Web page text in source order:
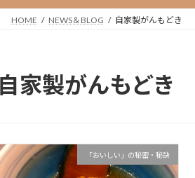
HOME NEWS＆BLOG 自家製がんもどき
自家製がんもどき
「おいしい」の秘密・秘訣